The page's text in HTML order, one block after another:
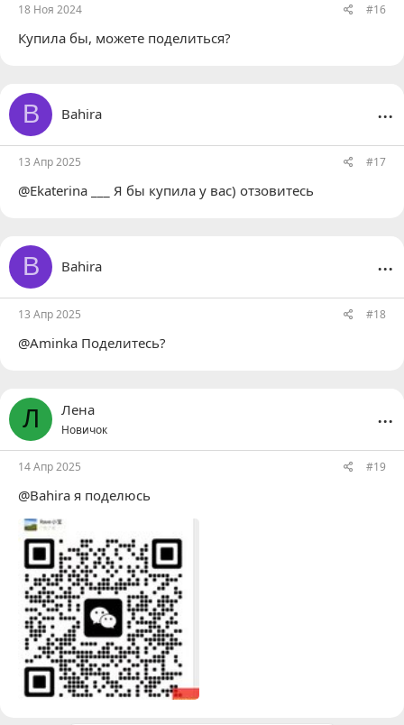
18 Ноя 2024 #16
Купила бы, можете поделиться?
B Bahira ...
13 Апр 2025 #17
@Ekaterina ___ Я бы купила у вас) отзовитесь
B Bahira ...
13 Апр 2025 #18
@Aminka Поделитесь?
Л Лена
Новичок
...
14 Апр 2025 #19
@Bahira я поделюсь